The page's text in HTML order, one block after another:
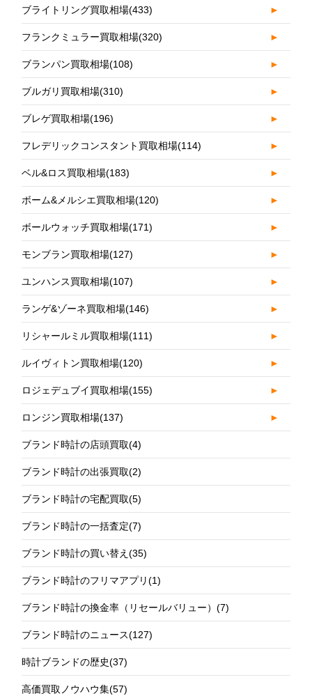
ブライトリング買取相場(433) ►
フランクミュラー買取相場(320) ►
ブランパン買取相場(108) ►
ブルガリ買取相場(310) ►
ブレゲ買取相場(196) ►
フレデリックコンスタント買取相場(114) ►
ベル&ロス買取相場(183) ►
ボーム&メルシエ買取相場(120) ►
ボールウォッチ買取相場(171) ►
モンブラン買取相場(127) ►
ユンハンス買取相場(107) ►
ランゲ&ゾーネ買取相場(146) ►
リシャールミル買取相場(111) ►
ルイヴィトン買取相場(120) ►
ロジェデュブイ買取相場(155) ►
ロンジン買取相場(137) ►
ブランド時計の店頭買取(4)
ブランド時計の出張買取(2)
ブランド時計の宅配買取(5)
ブランド時計の一括査定(7)
ブランド時計の買い替え(35)
ブランド時計のフリマアプリ(1)
ブランド時計の換金率（リセールバリュー）(7)
ブランド時計のニュース(127)
時計ブランドの歴史(37)
高価買取ノウハウ集(57)